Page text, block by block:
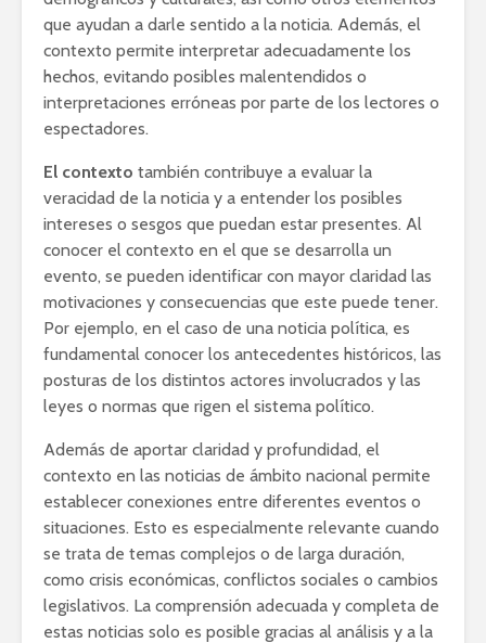
que ayudan a darle sentido a la noticia. Además, el
contexto permite interpretar adecuadamente los
hechos, evitando posibles malentendidos o
interpretaciones erróneas por parte de los lectores o
espectadores.
El contexto también contribuye a evaluar la
veracidad de la noticia y a entender los posibles
intereses o sesgos que puedan estar presentes. Al
conocer el contexto en el que se desarrolla un
evento, se pueden identificar con mayor claridad las
motivaciones y consecuencias que este puede tener.
Por ejemplo, en el caso de una noticia política, es
fundamental conocer los antecedentes históricos, las
posturas de los distintos actores involucrados y las
leyes o normas que rigen el sistema político.
Además de aportar claridad y profundidad, el
contexto en las noticias de ámbito nacional permite
establecer conexiones entre diferentes eventos o
situaciones. Esto es especialmente relevante cuando
se trata de temas complejos o de larga duración,
como crisis económicas, conflictos sociales o cambios
legislativos. La comprensión adecuada y completa de
estas noticias solo es posible gracias al análisis y a la